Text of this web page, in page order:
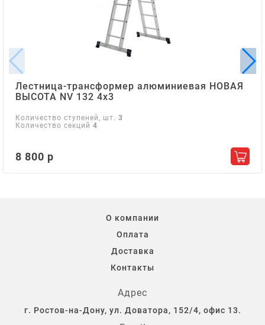
Лестница-трансформер алюминиевая НОВАЯ
ВЫСОТА NV 132 4х3
Количество ступеней, шт. 3
Количество секций 4
8 800 р
О компании
Оплата
Доставка
Контакты
Адрес
г. Ростов-на-Дону, ул. Доватора, 152/4, офис 13.